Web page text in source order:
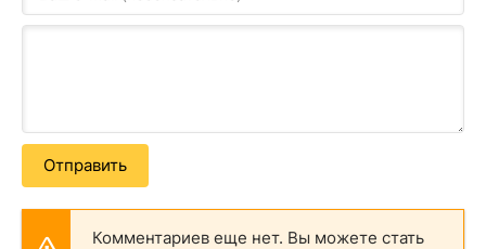
Отправить
Комментариев еще нет. Вы можете стать